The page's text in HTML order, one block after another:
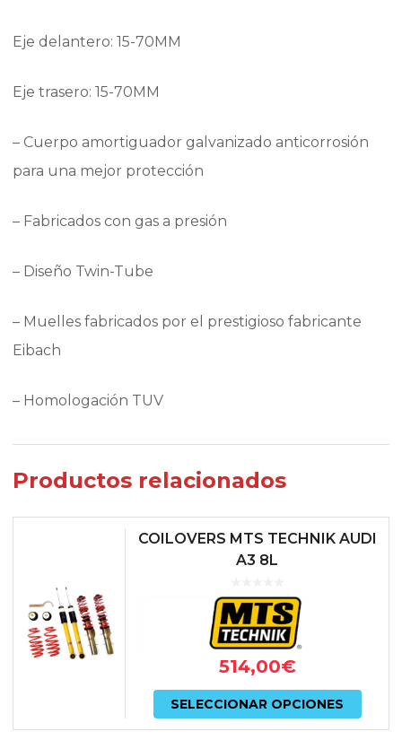
Eje delantero: 15-70MM
Eje trasero: 15-70MM
– Cuerpo amortiguador galvanizado anticorrosión
para una mejor protección
– Fabricados con gas a presión
– Diseño Twin-Tube
– Muelles fabricados por el prestigioso fabricante
Eibach
– Homologación TUV
Productos relacionados
COILOVERS MTS TECHNIK AUDI
A3 8L
514,00€
SELECCIONAR OPCIONES
Este